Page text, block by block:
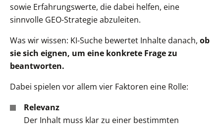
sowie Erfahrungswerte, die dabei helfen, eine
sinnvolle GEO-Strategie abzuleiten.
Was wir wissen: KI-Suche bewertet Inhalte danach, ob
sie sich eignen, um eine konkrete Frage zu
beantworten.
Dabei spielen vor allem vier Faktoren eine Rolle:
Relevanz
Der Inhalt muss klar zu einer bestimmten